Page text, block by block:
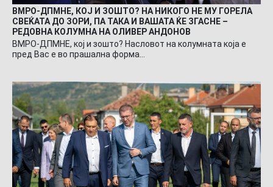
ВМРО-ДПМНЕ, КОЈ И ЗОШТО? НА НИКОГО НЕ МУ ГОРЕЛА
СВЕЌАТА ДО ЗОРИ, ПА ТАКА И ВАШАТА ЌЕ ЗГАСНЕ –
РЕДОВНА КОЛУМНА НА ОЛИВЕР АНДОНОВ
ВМРО-ДПМНЕ, кој и зошто? Насловот на колумната која е
пред Вас е во прашална форма…